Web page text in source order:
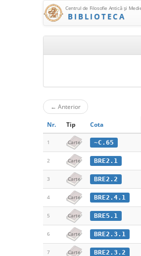
Centrul de Filosofie Antică şi
BIBLIOTECA
← Anterior
Nr. Tip Cota
1 Carte ~C.65
2 Carte BRE2.1
3 Carte BRE2.2
4 Carte BRE2.4.1
5 Carte BRE5.1
6 Carte BRE2.3.1
7 Carte BRE2.3.2